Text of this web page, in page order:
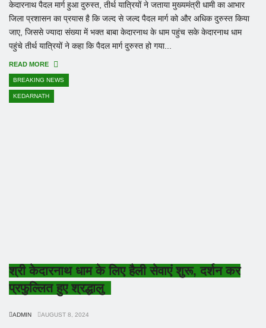
केदारनाथ पैदल मार्ग हुआ दुरुस्त, तीर्थ यात्रियों ने जताया मुख्यमंत्री धामी का आभार
जिला प्रशासन का प्रयास है कि जल्द से जल्द पैदल मार्ग को और अधिक दुरुस्त किया
जाए, जिससे ज्यादा संख्या में भक्त बाबा केदारनाथ के धाम पहुंच सके केदारनाथ धाम
पहुंचे तीर्थ यात्रियों ने कहा कि पैदल मार्ग दुरुस्त हो गया...
READ MORE
BREAKING NEWS
KEDARNATH
श्री केदारनाथ धाम के लिए हैली सेवाएं शुरू, दर्शन कर
प्रफुल्लित हुए श्रद्धालु
ADMIN AUGUST 8, 2024